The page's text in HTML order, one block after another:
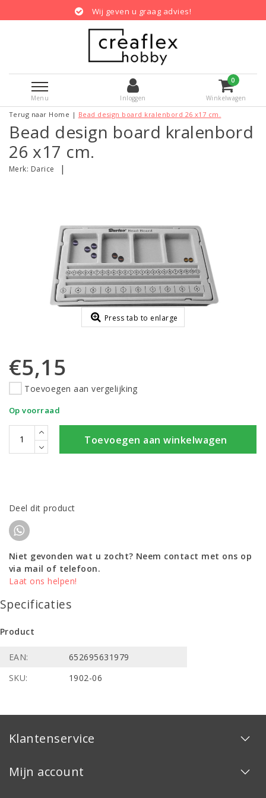
Wij geven u graag advies!
Menu Inloggen
0
Winkelwagen
Terug naar Home | Bead design board kralenbord 26 x17 cm.
Bead design board kralenbord
26 x17 cm.
Merk: Darice |
Press tab to enlarge
€5,15
Toevoegen aan vergelijking
Op voorraad
Toevoegen aan winkelwagen
Deel dit product
Niet gevonden wat u zocht? Neem contact met ons op
via mail of telefoon.
Laat ons helpen!
Specificaties
Product
EAN:
652695631979
SKU:
1902-06
Klantenservice
Mijn account